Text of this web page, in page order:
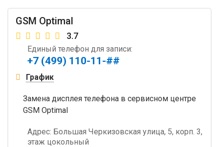
GSM Optimal
3.7
Единый телефон для записи:
+7 (499) 110-11-##
График
Замена дисплея телефона в сервисном центре
GSM Optimal
Адрес: Большая Черкизовская улица, 5, корп. 3,
этаж цокольный